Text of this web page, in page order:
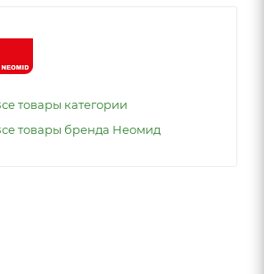
товары категории
товары бренда Неомид